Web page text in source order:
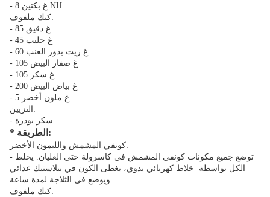
- 8 غ بكتين NH
كيك ملفوف:
- 85 غ دقيق
- 45 غ حليب
- 60 غ زيت بذور العنب
- 105 غ صفار البيض
- 105 غ سكر
- 200 غ بياض البيض
- 5 غ ملون أخضر
التزيين:
- سكر بودرة
* الطريقة:
كونفي المشمش والليمون الأخضر:
- توضع جميع مكونات كونفي المشمش في كاسرولة حتى الغليان. يخلط
الكل بواسطة خلاط كهربائي يدوي، يغطى الكون في ببلاستيك عدائي
ويوضع في الثلاجة لمدة ساعة.
كيك ملفوف: